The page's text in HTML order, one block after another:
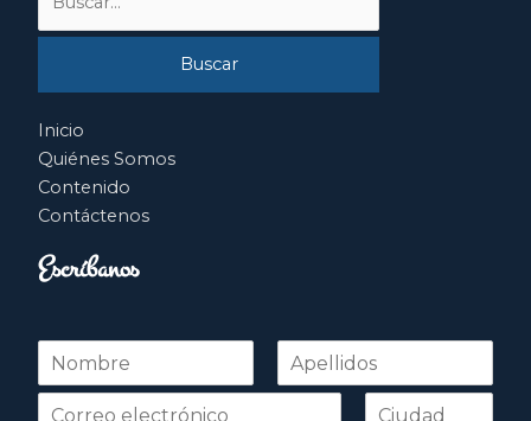
Inicio
Quiénes Somos
Contenido
Contáctenos
Escríbanos
N
m
Nombre Apellidos